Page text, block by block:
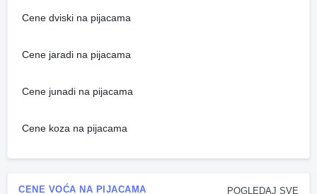
Cene dviski na pijacama
Cene jaradi na pijacama
Cene junadi na pijacama
Cene koza na pijacama
POGLEDAJ SVE
CENE VOĆA NA PIJACAMA